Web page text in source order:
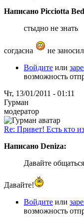
Написано Picciotta
стыдно не знать
согдасна
не
Войдите или
возможность
Чт, 13/01/2011 - 01:11
Гурман
модератор
Re: Привет! Есть кто
Написано Deniza:
Давайте
Давайте!
Войдите или
возможность